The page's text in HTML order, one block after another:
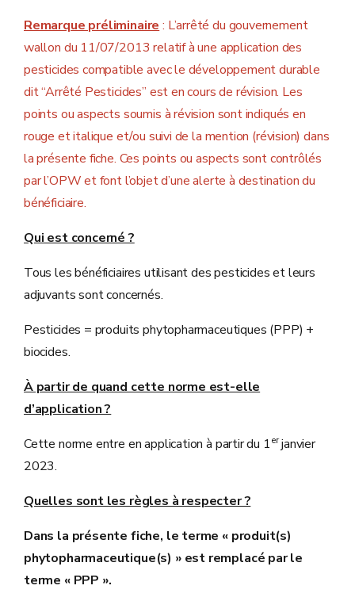
Remarque préliminaire : L’arrêté du gouvernement
wallon du 11/07/2013 relatif à une application des
pesticides compatible avec le développement durable
dit “Arrêté Pesticides” est en cours de révision. Les
points ou aspects soumis à révision sont indiqués en
rouge et italique et/ou suivi de la mention (révision) dans
la présente fiche. Ces points ou aspects sont contrôlés
par l’OPW et font l’objet d’une alerte à destination du
bénéficiaire.
Qui est concerné ?
Tous les bénéficiaires utilisant des pesticides et leurs
adjuvants sont concernés.
Pesticides = produits phytopharmaceutiques (PPP) +
biocides.
À partir de quand cette norme est-elle
d’application ?
Cette norme entre en application à partir du 1erjanvier
2023.
Quelles sont les règles à respecter ?
Dans la présente fiche, le terme « produit(s)
phytopharmaceutique(s) » est remplacé par le
terme « PPP ».